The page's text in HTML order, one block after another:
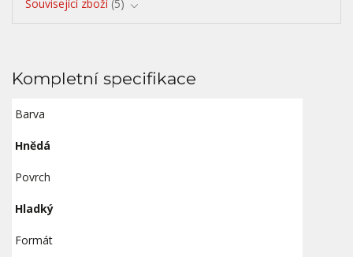
Související zboží 5
Kompletní specifikace
Barva
Hnědá
Povrch
Hladký
Formát